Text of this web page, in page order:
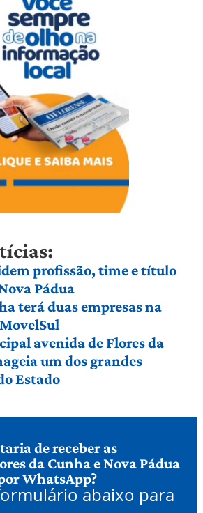
profissão, time e título
Pádua
terá duas empresas na
avenida de Flores da
um dos grandes
Estado
de receber as
da Cunha e Nova Pádua
WhatsApp?
abaixo para